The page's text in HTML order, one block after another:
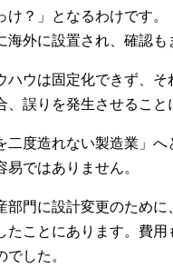
け？」となるわけです。
海外に設置され、確認
ハウは固定化できず、
、誤りを発生させること
二度造れない製造業」
ではありません。
部門に設計変更のため
たことにあります。費
した。